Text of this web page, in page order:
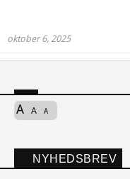
oktober 6, 2025
A A A
NYHEDSBREV